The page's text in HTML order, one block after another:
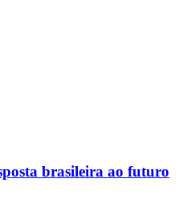
brasileira ao futuro